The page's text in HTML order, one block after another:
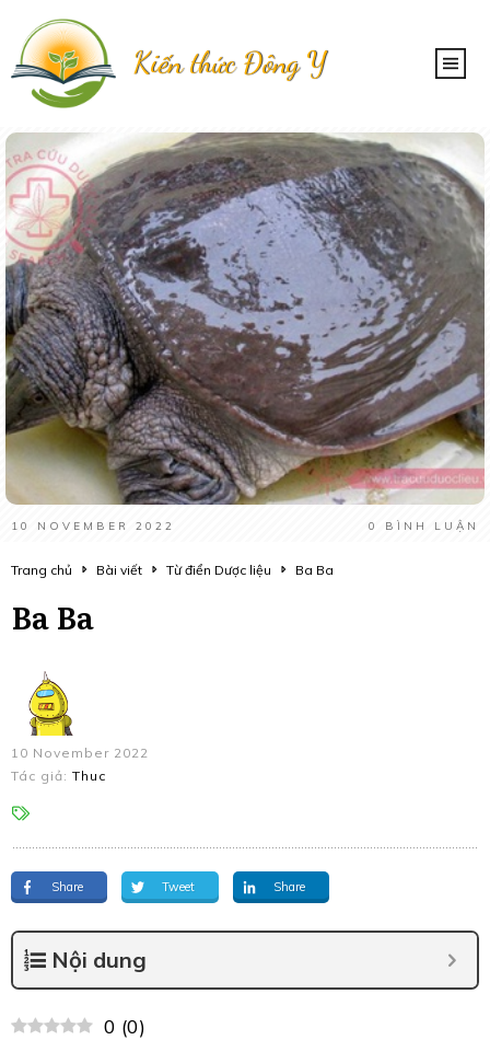
Kiến thức Đông Y
10 NOVEMBER 2022 0 BÌNH LUẬN
Trang chủ Bài viết Từ điển Dược liệu Ba Ba
Ba Ba
10 November 2022
Tác giả: Thuc
Share Tweet Share
Nội dung
0 (0)